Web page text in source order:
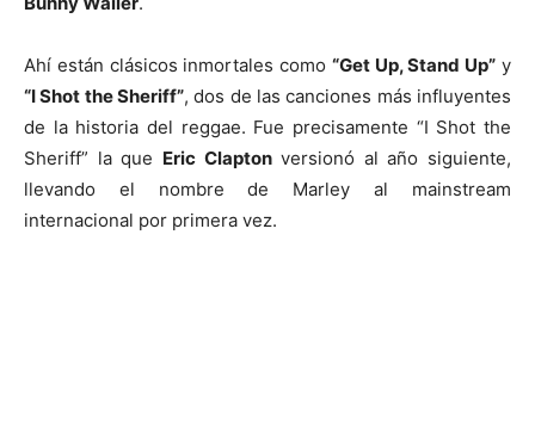
Ahí están clásicos inmortales como “Get Up, Stand Up” y
“I Shot the Sheriff”, dos de las canciones más influyentes
de la historia del reggae. Fue precisamente “I Shot the
Sheriff” la que Eric Claptonversionó al año siguiente,
llevando el nombre de Marley al mainstream
internacional por primera vez.